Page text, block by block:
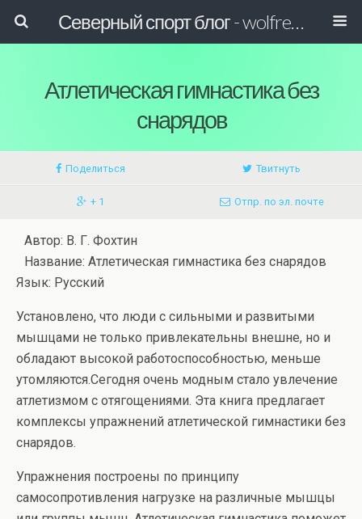
Северный спорт блог - wolfreactor
Атлетическая гимнастика без
снарядов
Поделиться Твитнуть
+ 1 Отпр. по эл. почте
Автор: В. Г. Фохтин
Название: Атлетическая гимнастика без снарядов
Язык: Русский
Установлено, что люди с сильными и развитыми
мышцами не только привлекательны внешне, но и
обладают высокой работоспособностью, меньше
утомляются.Сегодня очень модным стало увлечение
атлетизмом с отягощениями. Эта книга предлагает
комплексы упражнений атлетической гимнастики без
снарядов.
Упражнения построены по принципу
самосопротивления нагрузке на различные мышцы